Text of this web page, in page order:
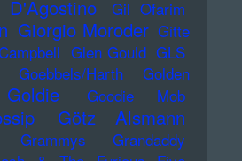
D'Agostino Gil Ofarim
Giorgio Moroder Gitte
Glen Gould GLS
Goebbels/Harth
Golden
Goldie Goodie Mob
Götz Alsmann
Grammys
Grandaddy